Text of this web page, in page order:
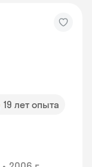
19 лет опыта